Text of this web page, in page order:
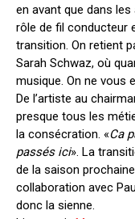
en avant que dans
rôle de fil conducteur
transition. On retient
Sarah Schwaz, où
musique. On ne vous
De l’artiste au
presque tous les
la consécration. «Ca
passés ici». La
de la saison
collaboration avec
donc la sienne.